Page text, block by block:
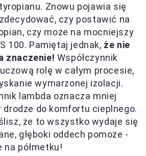
Znowu pojawia się
czy postawić na
czy może na mocniejszy
100. Pamiętaj jednak, że nie
znaczenie! Współczynnik
rolę w całym procesie,
wymarzonej izolacji.
lambda oznacza mniej
drodze do komfortu cieplnego.
że to wszystko wydaje się
głęboki oddech pomoże -
półmetku!